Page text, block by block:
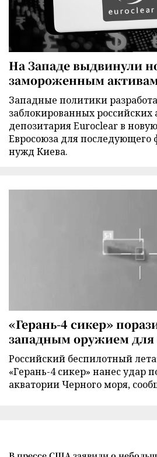
На Западе выдвинули
замороженным
Западные политики
заблокированных российских
депозитария Euroclear в
Евросоюза для последующего
нужд Киева.
«Герань-4 сикер»
западным оружием для
Российский беспилотный
«Герань-4 сикер» нанес удар
акватории Черного моря,